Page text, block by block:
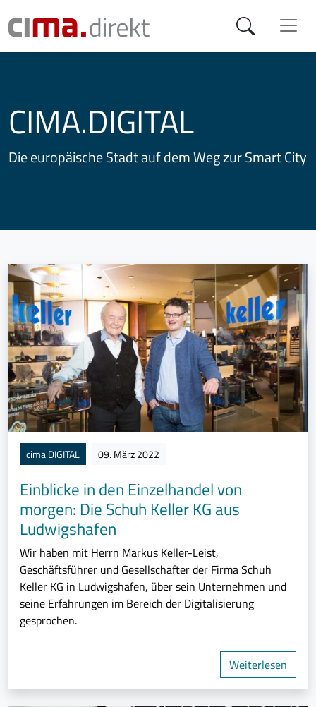
CIMA.DIGITAL
Die europäische Stadt auf dem Weg zur Smart City
cima.DIGITAL 09. März 2022
Einblicke in den Einzelhandel von
morgen: Die Schuh Keller KG aus
Ludwigshafen
Wir haben mit Herrn Markus Keller-Leist,
Geschäftsführer und Gesellschafter der Firma Schuh
Keller KG in Ludwigshafen, über sein Unternehmen und
seine Erfahrungen im Bereich der Digitalisierung
gesprochen.
Weiterlesen